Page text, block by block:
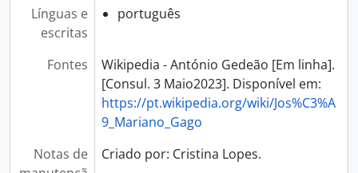
Línguas e
escritas
português
Fontes
Wikipedia - António Gedeão [Em linha].
[Consul. 3 Maio2023]. Disponível em:
https://pt.wikipedia.org/wiki/Jos%C3%A
9_Mariano_Gago
Notas de
Criado por: Cristina Lopes.